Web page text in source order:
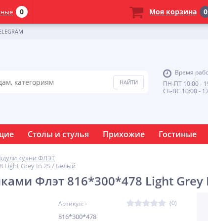
Время
ПН-ПТ 10:00 -
СБ-ВС 10:00 -
Столы и стулья Прихожие Гостиные
кухни ФЛЭТ
Grey In 2S / Белый
Флэт 816*300*478 Light Grey
Артикул: - (0)
816*300*478
0 Моя корзина 0